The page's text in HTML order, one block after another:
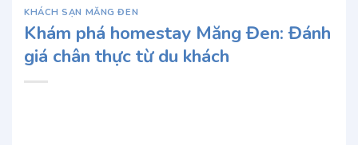
KHÁCH SẠN MĂNG ĐEN
Khám phá homestay Măng Đen: Đánh
giá chân thực từ du khách